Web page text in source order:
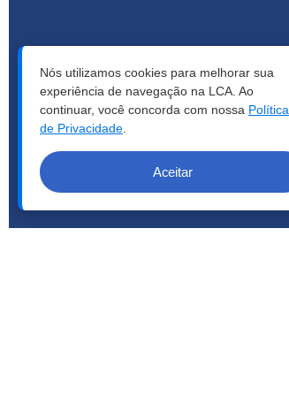
Nós utilizamos cookies para melhorar sua
experiência de navegação na LCA. Ao
continuar, você concorda com nossa Política
de Privacidade
Aceitar